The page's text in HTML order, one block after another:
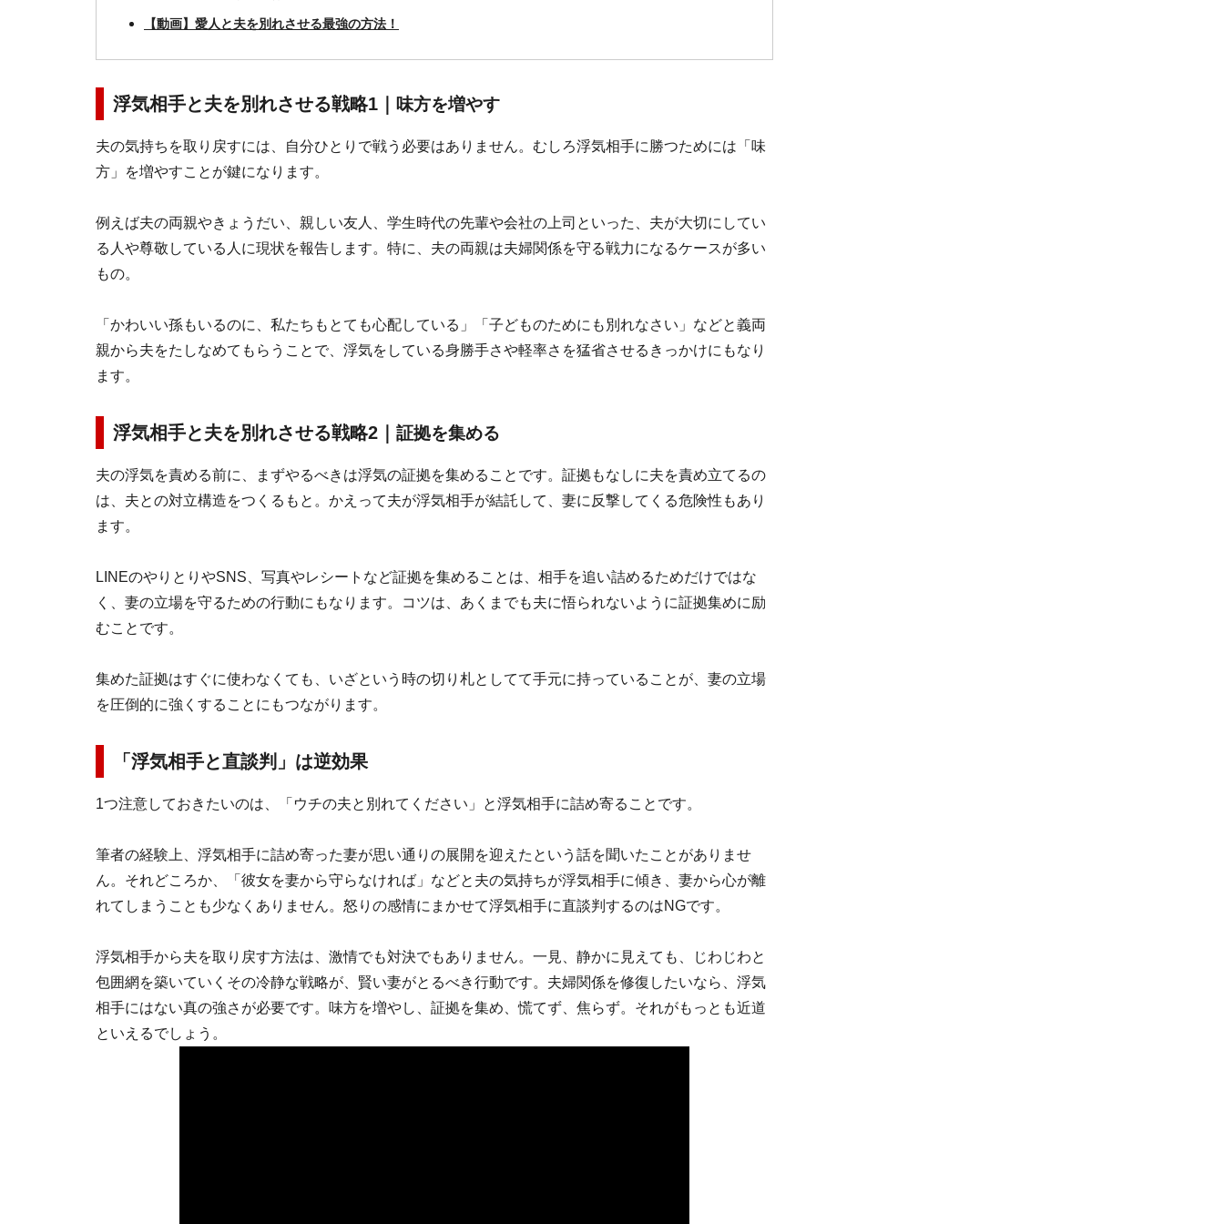
【動画】愛人と夫を別れさせる最強の方法！
浮気相手と夫を別れさせる戦略1｜ 味方を増やす
夫の気持ちを取り戻すには、自分ひとりで戦う必要はありません。むしろ浮気相手に勝つためには「味
方」を増やすことが鍵になります。
例えば夫の両親やきょうだい、親しい友人、学生時代の先輩や会社の上司といった、夫が大切にしてい
る人や尊敬している人に現状を報告します。特に、夫の両親は夫婦関係を守る戦力になるケースが多い
もの。
「かわいい孫もいるのに、私たちもとても心配している」「子どものためにも別れなさい」などと義両
親から夫をたしなめてもらうことで、浮気をしている身勝手さや軽率さを猛省させるきっかけにもなり
ます。
浮気相手と夫を別れさせる戦略2｜ 証拠を集める
夫の浮気を責める前に、まずやるべきは浮気の証拠を集めることです。証拠もなしに夫を責め立てるの
は、夫との対立構造をつくるもと。かえって夫が浮気相手が結託して、妻に反撃してくる危険性もあり
ます。
LINEのやりとりやSNS、写真やレシートなど証拠を集めることは、相手を追い詰めるためだけではな
く、妻の立場を守るための行動にもなります。コツは、あくまでも夫に悟られないように証拠集めに励
むことです。
集めた証拠はすぐに使わなくても、いざという時の切り札としてて手元に持っていることが、妻の立場
を圧倒的に強くすることにもつながります。
「浮気相手と直談判」は逆効果
1つ注意しておきたいのは、「ウチの夫と別れてください」と浮気相手に詰め寄ることです。
筆者の経験上、浮気相手に詰め寄った妻が思い通りの展開を迎えたという話を聞いたことがありませ
ん。それどころか、「彼女を妻から守らなければ」などと夫の気持ちが浮気相手に傾き、妻から心が離
れてしまうことも少なくありません。怒りの感情にまかせて浮気相手に直談判するのはNGです。
浮気相手から夫を取り戻す方法は、激情でも対決でもありません。一見、静かに見えても、じわじわと
包囲網を築いていくその冷静な戦略が、賢い妻がとるべき行動です。夫婦関係を修復したいなら、浮気
相手にはない真の強さが必要です。味方を増やし、証拠を集め、慌てず、焦らず。それがもっとも近道
といえるでしょう。